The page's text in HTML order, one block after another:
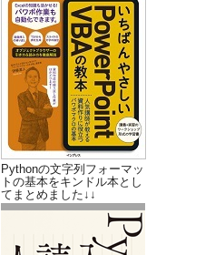
Pythonの文字列フォーマッ
トの基本をキンドル本とし
てまとめました↓↓